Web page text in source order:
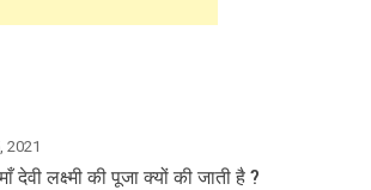
2021
देवी लक्ष्मी की पूजा क्यों की जाती है ?